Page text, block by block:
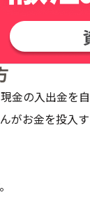
金の入出金を
がお金を投入